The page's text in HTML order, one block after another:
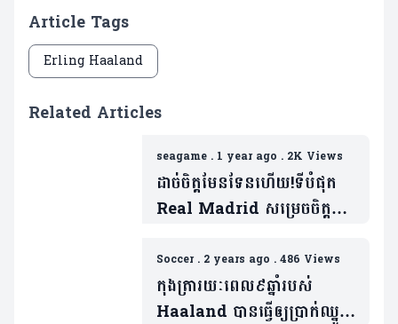
Article Tags
Erling Haaland
Related Articles
seagame . 1 year ago . 2K Views
ដាច់ចិត្តមែនទែនហើយ!ទីបំផុត
Real Madrid សម្រេចចិត្ត
នេះជាបេក្ខភាពមកជំនួស
Soccer. 2 years ago .486 Views
កុងត្រារយៈពេល៩ឆ្នាំរបស់
Haaland បានធ្វើឲ្យប្រាក់ឈ្នួល